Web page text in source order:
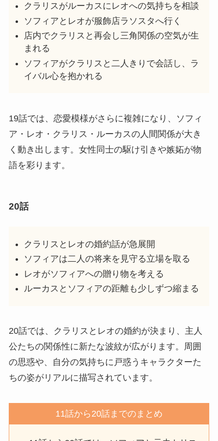
クラリスがルーカスにレオへの気持ちを相談
ソフィアとレオが服飾店ラソスタへ行く
店内でクラリスと再会し三角関係の空気が生
まれる
ソフィアがクラリスと二人きりで会話し、ラ
イバル心を抱かれる
19話では、恋愛模様がさらに複雑になり、ソフィ
ア・レオ・クラリス・ルーカスの人間関係が大き
く動き出します。女性同士の駆け引きや嫉妬が物
語を彩ります。
20話
クラリスとレオの婚約話が急展開
ソフィアは二人の将来を見守る立場を取る
レオがソフィアへの贈り物を考える
ルーカスとソフィアの距離も少しずつ縮まる
20話では、クラリスとレオの婚約が決まり、主人
公たちの関係性に新たな波紋が広がります。周囲
の思惑や、自分の気持ちに戸惑うキャラクターた
ちの姿がリアルに描写されています。
11話から20話までのまとめ